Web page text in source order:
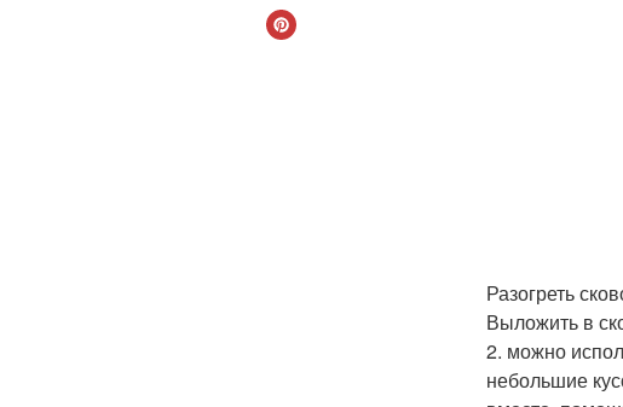
Разогреть
Выложить в
2. можно
небольшие